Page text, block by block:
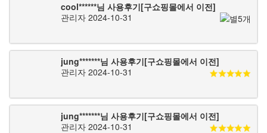
cool******님 사용후기[구쇼핑몰에서 이전]
관리자 2024-10-31
jung*******님 사용후기[구쇼핑몰에서 이전]
관리자 2024-10-31
jung*******님 사용후기[구쇼핑몰에서 이전]
관리자 2024-10-31